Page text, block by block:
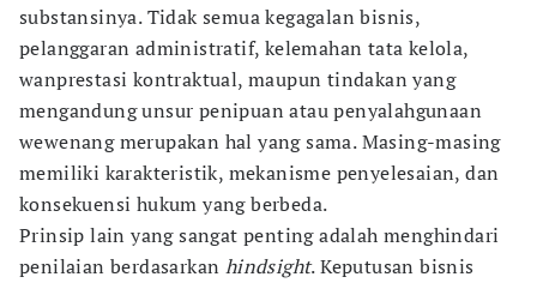
substansinya. Tidak semua kegagalan bisnis,
pelanggaran administratif, kelemahan tata kelola,
wanprestasi kontraktual, maupun tindakan yang
mengandung unsur penipuan atau penyalahgunaan
wewenang merupakan hal yang sama. Masing-masing
memiliki karakteristik, mekanisme penyelesaian, dan
konsekuensi hukum yang berbeda.
Prinsip lain yang sangat penting adalah menghindari
penilaian berdasarkan hindsight. Keputusan bisnis